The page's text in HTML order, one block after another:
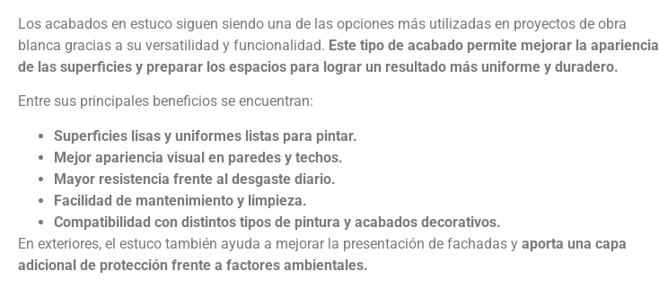
Los acabados en estuco siguen siendo una de las opciones más utilizadas en proyectos de obra
blanca gracias a su versatilidad y funcionalidad. Este tipo de acabado permite mejorar la apariencia
de las superficies y preparar los espacios para lograr un resultado más uniforme y duradero.
Entre sus principales beneficios se encuentran:
Superficies lisas y uniformes listas para pintar.
Mejor apariencia visual en paredes y techos.
Mayor resistencia frente al desgaste diario.
Facilidad de mantenimiento y limpieza.
Compatibilidad con distintos tipos de pintura y acabados decorativos.
En exteriores, el estuco también ayuda a mejorar la presentación de fachadas y aporta una capa
adicional de protección frente a factores ambientales.